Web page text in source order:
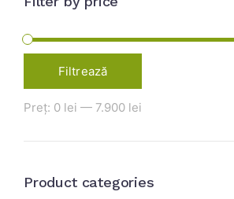
Filtrează
Preț: 0 lei — 7.900 lei
Product categories